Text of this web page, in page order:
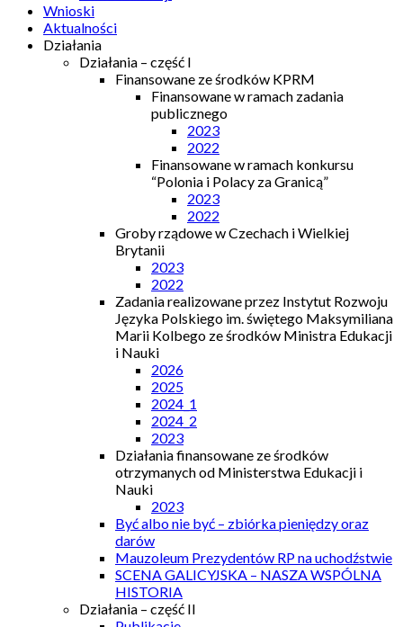
Wnioski
Aktualności
Działania
Działania – część I
Finansowane ze środków KPRM
Finansowane w ramach zadania
publicznego
2023
2022
Finansowane w ramach konkursu
“Polonia i Polacy za Granicą”
2023
2022
Groby rządowe w Czechach i Wielkiej
Brytanii
2023
2022
Zadania realizowane przez Instytut Rozwoju
Języka Polskiego im. świętego Maksymiliana
Marii Kolbego ze środków Ministra Edukacji
i Nauki
2026
2025
2024_1
2024_2
2023
Działania finansowane ze środków
otrzymanych od Ministerstwa Edukacji i
Nauki
2023
Być albo nie być – zbiórka pieniędzy oraz
darów
Mauzoleum Prezydentów RP na uchodźstwie
SCENA GALICYJSKA – NASZA WSPÓLNA
HISTORIA
Działania – część II